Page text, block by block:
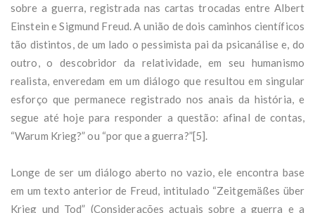
sobre a guerra, registrada nas cartas trocadas entre Albert
Einstein e Sigmund Freud. A união de dois caminhos científicos
tão distintos, de um lado o pessimista pai da psicanálise e, do
outro, o descobridor da relatividade, em seu humanismo
realista, enveredam em um diálogo que resultou em singular
esforço que permanece registrado nos anais da história, e
segue até hoje para responder a questão: afinal de contas,
“Warum Krieg?” ou “por que a guerra?”[5].
Longe de ser um diálogo aberto no vazio, ele encontra base
em um texto anterior de Freud, intitulado “Zeitgemäßes über
Krieg und Tod” (Considerações actuais sobre a guerra e a